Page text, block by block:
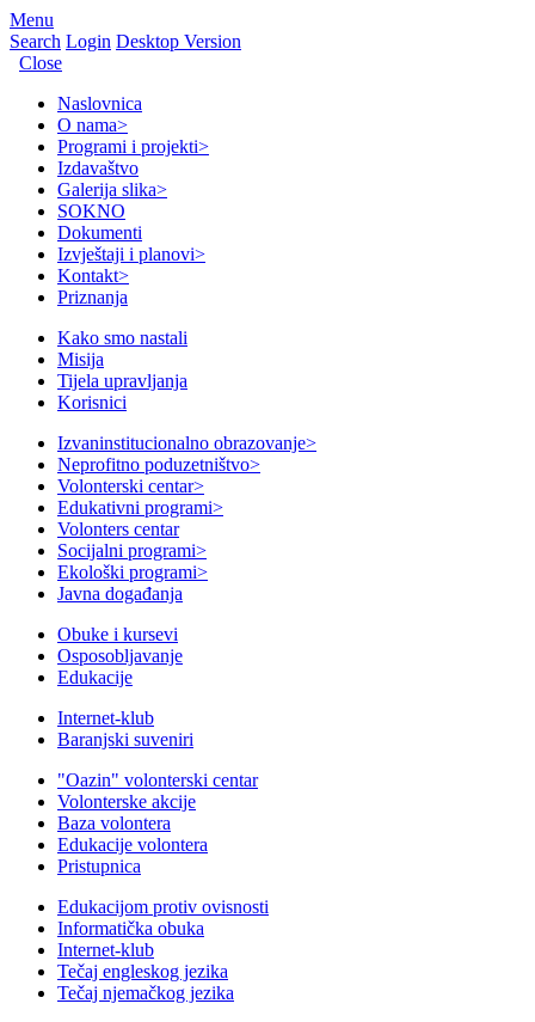
Menu
Search Login Desktop Version
Close
Naslovnica
O nama>
Programi i projekti>
Izdavaštvo
Galerija slika>
SOKNO
Dokumenti
Izvještaji i planovi>
Kontakt>
Priznanja
Kako smo nastali
Misija
Tijela upravljanja
Korisnici
Izvaninstitucionalno obrazovanje>
Neprofitno poduzetništvo>
Volonterski centar>
Edukativni programi>
Volonters centar
Socijalni programi>
Ekološki programi>
Javna događanja
Obuke i kursevi
Osposobljavanje
Edukacije
Internet-klub
Baranjski suveniri
"Oazin" volonterski centar
Volonterske akcije
Baza volontera
Edukacije volontera
Pristupnica
Edukacijom protiv ovisnosti
Informatička obuka
Internet-klub
Tečaj engleskog jezika
Tečaj njemačkog jezika